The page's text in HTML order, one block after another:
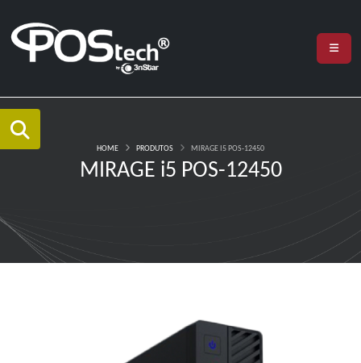
MIRAGE i5 POS-12450
HOME PRODUTOS MIRAGE I5 POS-12450